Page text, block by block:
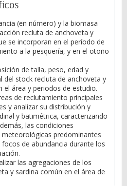
(en número) y la biomasa
recluta de anchoveta y
se incorporan en el período de
a la pesquería, y en el otoño
de talla, peso, edad y
del stock recluta de anchoveta y
el área y periodos de estudio.
de reclutamiento principales
y analizar su distribución y
y batimétrica, caracterizando
las condiciones
predominantes
de abundancia durante los
las agregaciones de los
y sardina común en el área de